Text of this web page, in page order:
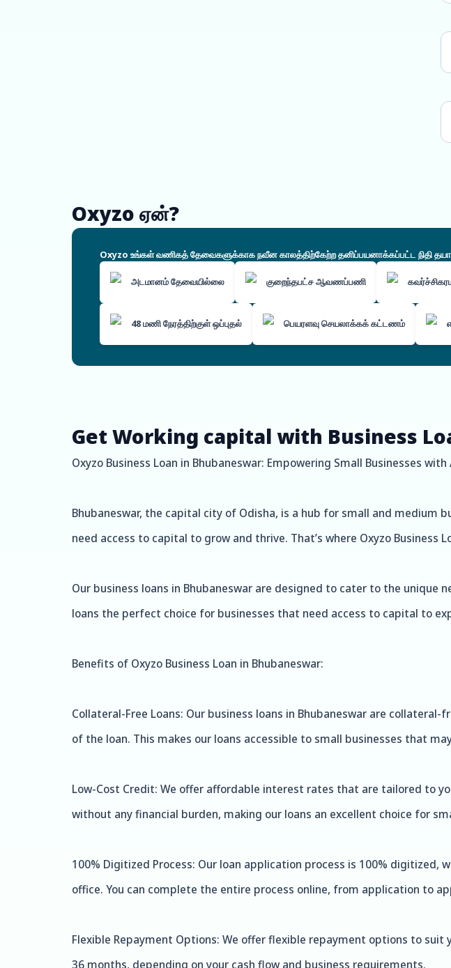
Oxyzo ஏன்?
Oxyzo உங்கள் வணிகத் தேவைகளுக்காக நவீன காலத்திற்கேற்ற தனிப்பயனாக்கப்பட்ட நிதி
அடமானம் தேவையில்லை குறைந்தபட்ச ஆவணப்பணி
48 மணி நேரத்திற்குள் ஒப்புதல் பெயரளவு செயலாக்கக் கட்டணம்
Get Working capital with Business
Oxyzo Business Loan in Bhubaneswar: Empowering Small Businesses
Bhubaneswar, the capital city of Odisha, is a hub for small and medium
need access to capital to grow and thrive. That’s where Oxyzo Business
Our business loans in Bhubaneswar are designed to cater to the
loans the perfect choice for businesses that need access to capital to
Benefits of Oxyzo Business Loan in Bhubaneswar:
Collateral-Free Loans: Our business loans in Bhubaneswar are
of the loan. This makes our loans accessible to small businesses that
Low-Cost Credit: We offer affordable interest rates that are tailored to
without any financial burden, making our loans an excellent choice for
100% Digitized Process: Our loan application process is 100%
office. You can complete the entire process online, from application to
Flexible Repayment Options: We offer flexible repayment options to
36 months, depending on your cash flow and business requirements.